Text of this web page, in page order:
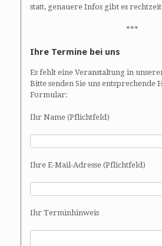
statt, genauere Infos gibt es
***
Ihre Termine bei uns
Es fehlt eine Veranstaltung in
Bitte senden Sie uns entsprechende
Formular:
Ihr Name (Pflichtfeld)
Ihre E-Mail-Adresse (Pflichtfeld)
Ihr Terminhinweis